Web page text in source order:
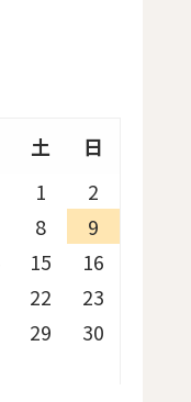
土
日
1
2
8
9
15
16
22
23
29
30